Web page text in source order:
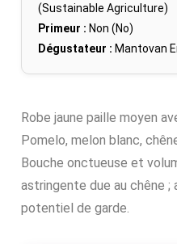
(Sustainable Agriculture)
Primeur : Non (No)
Dégustateur : Mantovan
Robe jaune paille moyen
Pomelo, melon blanc,
Bouche onctueuse et
astringente due au chêne ;
potentiel de garde.